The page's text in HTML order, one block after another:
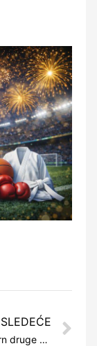
SLEDEĆE
Tanović i Dorn druge nakon prve etape na Svjetskom kupu